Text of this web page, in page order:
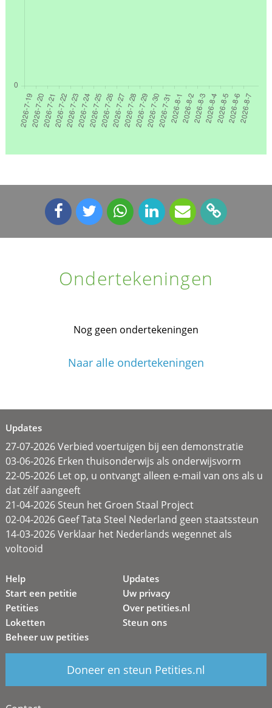
Ondertekeningen
Nog geen ondertekeningen
Naar alle ondertekeningen
Updates
27-07-2026 Verbied voertuigen bij een demonstratie
03-06-2026 Erken thuisonderwijs als onderwijsvorm
22-05-2026 Let op, u ontvangt alleen e-mail van ons als u
dat zélf aangeeft
21-04-2026 Steun het Groen Staal Project
02-04-2026 Geef Tata Steel Nederland geen staatssteun
14-03-2026 Verklaar het Nederlands wegennet als
voltooid
Help
Start een petitie
Petities
Loketten
Beheer uw petities
Updates
Uw privacy
Over petities.nl
Steun ons
Doneer en steun Petities.nl